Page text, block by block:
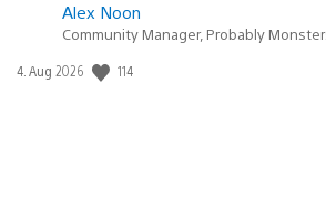
Alex Noon
Community Manager, Probably
Veröffentlichungsdatum:
4. Aug 2026 114